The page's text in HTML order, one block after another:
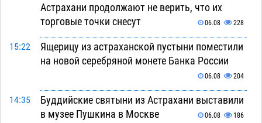
Астрахани продолжают не верить, что их
торговые точки снесут
06.08 228
15:22
Ящерицу из астраханской пустыни поместили
на новой серебряной монете Банка России
06.08 204
14:35
Буддийские святыни из Астрахани выставили
в музее Пушкина в Москве
06.08 186